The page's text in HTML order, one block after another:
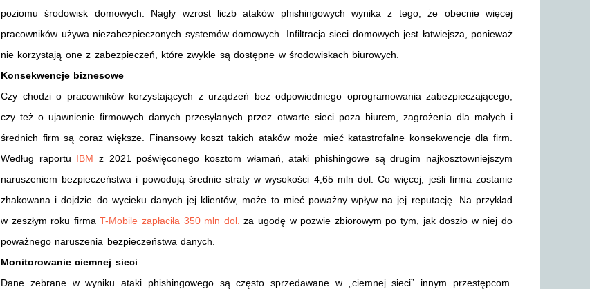
poziomu środowisk domowych. Nagły wzrost liczb ataków phishingowych wynika z tego, że obecnie więcej
pracowników używa niezabezpieczonych systemów domowych. Infiltracja sieci domowych jest łatwiejsza, ponieważ
nie korzystają one z zabezpieczeń, które zwykle są dostępne w środowiskach biurowych.
Konsekwencje biznesowe
Czy chodzi o pracowników korzystających z urządzeń bez odpowiedniego oprogramowania zabezpieczającego,
czy też o ujawnienie firmowych danych przesyłanych przez otwarte sieci poza biurem, zagrożenia dla małych i
średnich firm są coraz większe. Finansowy koszt takich ataków może mieć katastrofalne konsekwencje dla firm.
Według raportu IBM z 2021 poświęconego kosztom włamań, ataki phishingowe są drugim najkosztowniejszym
naruszeniem bezpieczeństwa i powodują średnie straty w wysokości 4,65 mln dol. Co więcej, jeśli firma zostanie
zhakowana i dojdzie do wycieku danych jej klientów, może to mieć poważny wpływ na jej reputację. Na przykład
w zeszłym roku firmaT-Mobile zapłaciła 350 mln dol. za ugodę w pozwie zbiorowym po tym, jak doszło w niej do
poważnego naruszenia bezpieczeństwa danych.
Monitorowanie ciemnej sieci
Dane zebrane w wyniku ataki phishingowego są często sprzedawane w „ciemnej sieci” innym przestępcom.